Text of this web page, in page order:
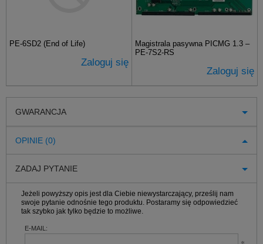
PE-6SD2 (End of Life)
Zaloguj się
Magistrala pasywna PICMG 1.3 –
PE-7S2-RS
Zaloguj się
GWARANCJA
OPINIE (0)
ZADAJ PYTANIE
Jeżeli powyższy opis jest dla Ciebie niewystarczający, prześlij nam
swoje pytanie odnośnie tego produktu. Postaramy się odpowiedzieć
tak szybko jak tylko będzie to możliwe.
E-MAIL: